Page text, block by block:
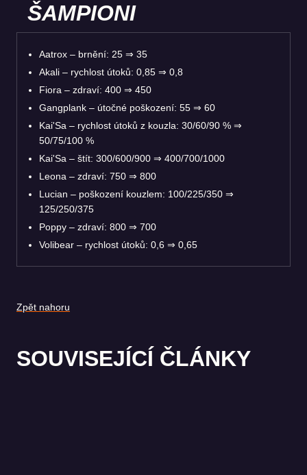
ŠAMPIONI
Aatrox – brnění: 25 ⇒ 35
Akali – rychlost útoků: 0,85 ⇒ 0,8
Fiora – zdraví: 400 ⇒ 450
Gangplank – útočné poškození: 55 ⇒ 60
Kai'Sa – rychlost útoků z kouzla: 30/60/90 % ⇒
50/75/100 %
Kai'Sa – štít: 300/600/900 ⇒ 400/700/1000
Leona – zdraví: 750 ⇒ 800
Lucian – poškození kouzlem: 100/225/350 ⇒
125/250/375
Poppy – zdraví: 800 ⇒ 700
Volibear – rychlost útoků: 0,6 ⇒ 0,65
Zpět nahoru
SOUVISEJÍCÍ ČLÁNKY